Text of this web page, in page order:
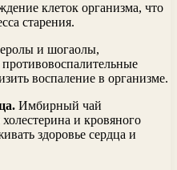
клеток организма, что
старения.
и шогаолы,
воспаление в организме.
Имбирный чай
и кровяного
здоровье сердца и